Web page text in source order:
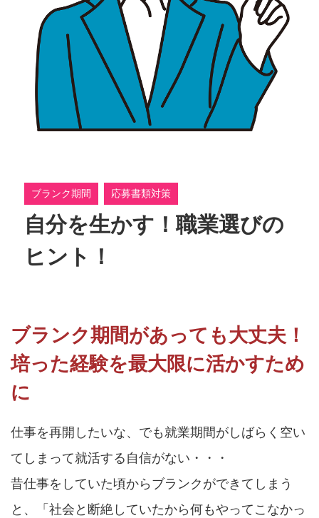
ブランク期間 応募書類対策
自分を生かす！職業選びの
ヒント！
ブランク期間があっても大丈夫！
培った経験を最大限に活かすため
に
仕事を再開したいな、でも就業期間がしばらく空い
てしまって就活する自信がない・・・
昔仕事をしていた頃からブランクができてしまう
と、「社会と断絶していたから何もやってこなかっ